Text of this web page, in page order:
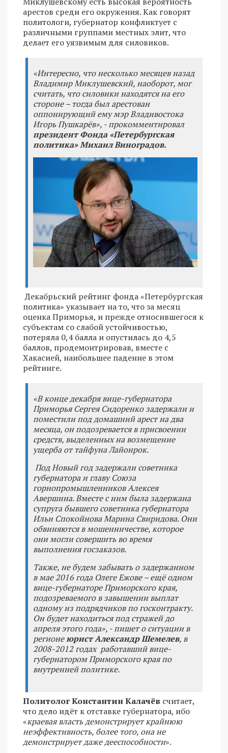
арестов среди его окружения. Как говорят
политологи, губернатор конфликтует с
различными группами местных элит, что
делает его уязвимым для силовиков.
«Интересно, что несколько месяцев назад
Владимир Миклушевский, наоборот, мог
считать, что силовики находятся на его
стороне – тогда был арестован
оппонирующий ему мэр Владивостока
Игорь Пушкарёв», - прокомментировал
президент Фонда «Петербургская
политика» Михаил Виноградов.
Декабрьский рейтинг фонда «Петербургская
политика» указывает на то, что за месяц
оценка Приморья, и прежде относившегося к
субъектам со слабой устойчивостью,
потеряла 0,4 балла и опустилась до 4,5
баллов, продемонтрировав, вместе с
Хакасией, наибольшее падение в этом
рейтинге.
«В конце декабря вице-губернатора
Приморья Сергея Сидоренко задержали и
поместили под домашний арест на два
месяца, он подозревается в присвоении
средств, выделенных на возмещение
ущерба от тайфуна Лайонрок.
Под Новый год задержали советника
губернатора и главу Союза
горнопромышленников Алексея
Авершина. Вместе с ним была задержана
супруга бывшего советника губернатора
Ильи Спокойнова Марина Свиридова. Они
обвиняются в мошенничестве, которое
они могли совершить во время
выполнения госзаказов.
Также, не будем забывать о задержанном
в мае 2016 года Олеге Ежове – ещё одном
вице-губернаторе Приморского края,
подозреваемого в завышении выплат
одному из подрядчиков по госконтракту.
Он будет находиться под стражей до
апреля этого года», - пишет о ситуации в
регионеюрист Александр Шемелев, в
2008-2012 годах работавший вице-
губернатором Приморского края по
внутренней политике.
Политолог Константин Калачёв считает,
что дело идёт к отставке губернатора, ибо
«краевая власть демонстрирует крайнюю
неэффективность, более того, она не
демонстрирует даже дееспособности».